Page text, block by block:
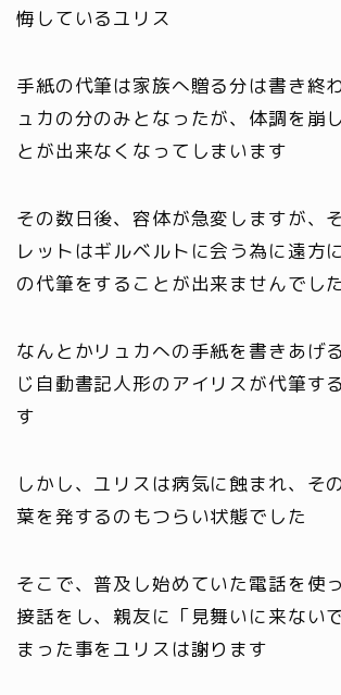
悔しているユリス
手紙の代筆は家族へ贈る分は書き終
ュカの分のみとなったが、体調を崩
とが出来なくなってしまいます
その数日後、容体が急変しますが、
レットはギルベルトに会う為に遠方
の代筆をすることが出来ませんでした
なんとかリュカへの手紙を書きあげ
じ自動書記人形のアイリスが代筆す
す
しかし、ユリスは病気に蝕まれ、そ
葉を発するのもつらい状態でした
そこで、普及し始めていた電話を使
接話をし、親友に「見舞いに来ない
まった事をユリスは謝ります